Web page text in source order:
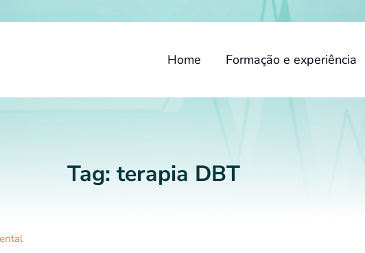
Home Formação e experiência
Tag: terapia DBT